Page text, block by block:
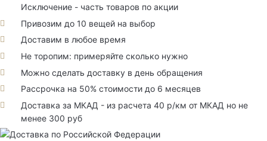
Исключение - часть товаров по акции
Привозим до 10 вещей на выбор
Доставим в любое время
Не торопим: примеряйте сколько нужно
Можно сделать доставку в день обращения
Рассрочка на 50% стоимости до 6 месяцев
Доставка за МКАД - из расчета 40 р/км от МКАД но не
менее 300 руб